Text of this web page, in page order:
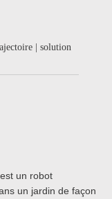
| solution
un robot
un jardin de façon